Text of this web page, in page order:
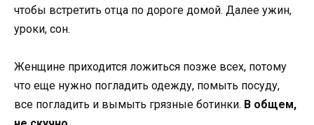
чтобы встретить отца по дороге домой. Далее ужин,
уроки, сон.
Женщине приходится ложиться позже всех, потому
что еще нужно погладить одежду, помыть посуду,
все погладить и вымыть грязные ботинки. В общем,